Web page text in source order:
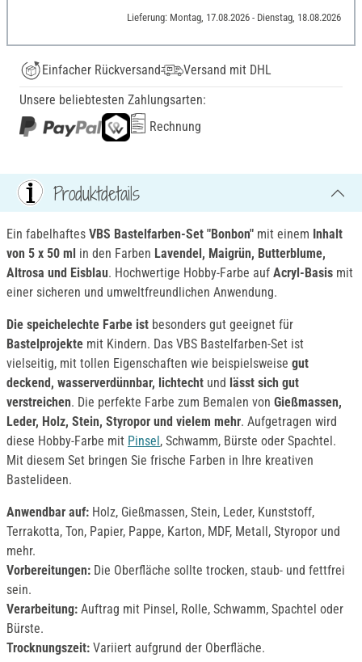
Lieferung: Montag, 17.08.2026 - Dienstag, 18.08.2026
Einfacher Rückversand
Versand mit DHL
Unsere beliebtesten Zahlungsarten:
Rechnung
Produktdetails
Ein fabelhaftes VBS Bastelfarben-Set "Bonbon" mit einem Inhalt
von 5 x 50 ml in den Farben Lavendel, Maigrün, Butterblume,
Altrosa und Eisblau. Hochwertige Hobby-Farbe auf Acryl-Basis mit
einer sicheren und umweltfreundlichen Anwendung.
Die speichelechte Farbe ist besonders gut geeignet für
Bastelprojekte mit Kindern. Das VBS Bastelfarben-Set ist
vielseitig, mit tollen Eigenschaften wie beispielsweise gut
deckend, wasserverdünnbar, lichtecht und lässt sich gut
verstreichen. Die perfekte Farbe zum Bemalen von Gießmassen,
Leder, Holz, Stein, Styropor und vielem mehr. Aufgetragen wird
diese Hobby-Farbe mit Pinsel, Schwamm, Bürste oder Spachtel.
Mit diesem Set bringen Sie frische Farben in Ihre kreativen
Bastelideen.
Anwendbar auf: Holz, Gießmassen, Stein, Leder, Kunststoff,
Terrakotta, Ton, Papier, Pappe, Karton, MDF, Metall, Styropor und
mehr.
Vorbereitungen: Die Oberfläche sollte trocken, staub- und fettfrei
sein.
Verarbeitung: Auftrag mit Pinsel, Rolle, Schwamm, Spachtel oder
Bürste.
Trocknungszeit: Variiert aufgrund der Oberfläche.